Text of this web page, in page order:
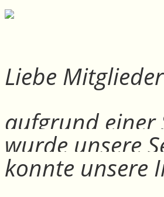
Liebe
aufgrund einer
wurde unsere
konnte unsere